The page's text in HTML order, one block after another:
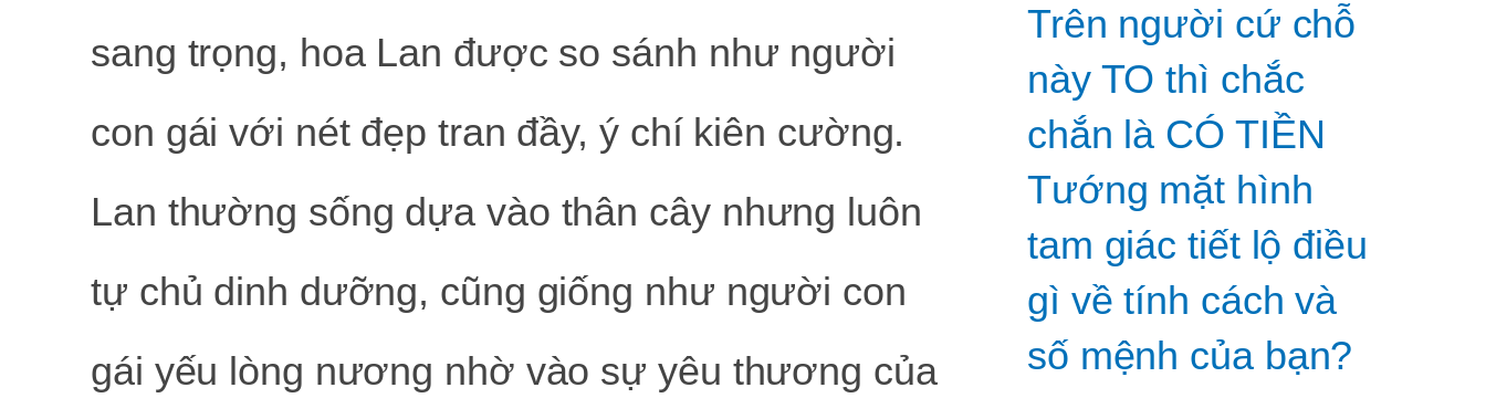
sang trọng, hoa Lan được so sánh như người
con gái với nét đẹp tran đầy, ý chí kiên cường.
Lan thường sống dựa vào thân cây nhưng luôn
tự chủ dinh dưỡng, cũng giống như người con
gái yếu lòng nương nhờ vào sự yêu thương của
Trên người cứ chỗ
này TO thì chắc
chắn là CÓ TIỀN
Tướng mặt hình
tam giác tiết lộ điều
gì về tính cách và
số mệnh của bạn?